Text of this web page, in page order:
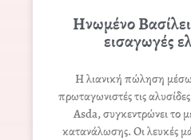
Ηνωμένο
εισαγωγές
Η λιανική πώληση
πρωταγωνιστές τις
Asda, συγκεντρώνει το
κατανάλωσης. Οι λευκές